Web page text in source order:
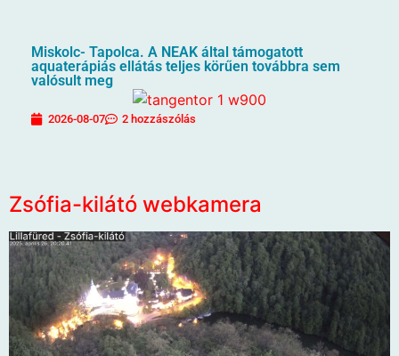
Miskolc- Tapolca. A NEAK által támogatott
aquaterápiás ellátás teljes körűen továbbra sem
valósult meg
2026-08-07 2 hozzászólás
Zsófia-kilátó webkamera